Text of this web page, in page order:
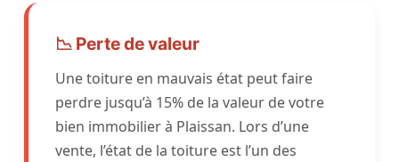
📉 Perte de valeur
Une toiture en mauvais état peut faire
perdre jusqu’à 15% de la valeur de votre
bien immobilier à Plaissan. Lors d’une
vente, l’état de la toiture est l’un des